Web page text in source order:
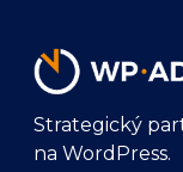
Strategický
na WordPress.